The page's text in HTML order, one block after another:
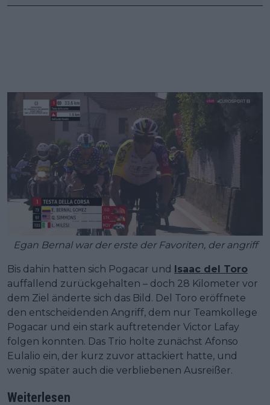
Egan Bernal war der erste der Favoriten, der angriff
Bis dahin hatten sich Pogacar und
Isaac del Toro
auffallend zurückgehalten – doch 28 Kilometer vor
dem Ziel änderte sich das Bild. Del Toro eröffnete
den entscheidenden Angriff, dem nur Teamkollege
Pogacar und ein stark auftretender Victor Lafay
folgen konnten. Das Trio holte zunächst Afonso
Eulalio ein, der kurz zuvor attackiert hatte, und
wenig später auch die verbliebenen Ausreißer.
Weiterlesen